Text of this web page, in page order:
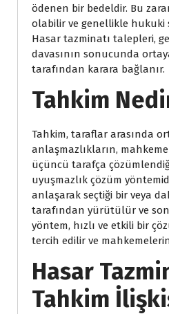
ödenen bir bedeldir. Bu
olabilir ve genellikle hukuki
Hasar tazminatı talepleri,
davasının sonucunda
tarafından karara bağlanır.
Tahkim
Tahkim, taraflar arasında
anlaşmazlıkların,
üçüncü tarafça
uyuşmazlık çözüm
anlaşarak seçtiği bir veya
tarafından yürütülür ve son
yöntem, hızlı ve etkili bir
tercih edilir ve
Hasar
Tahkim